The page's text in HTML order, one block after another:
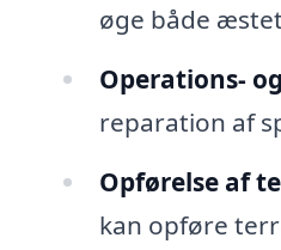
øge både
Operations-
reparation af
Opførelse af
kan opføre